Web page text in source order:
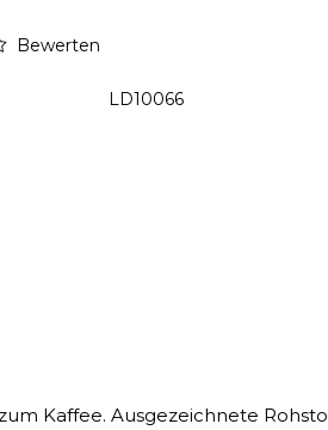
Bewerten
LD10066
Kaffee. Ausgezeichnete